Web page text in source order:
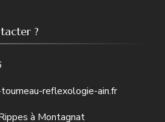
?
reflexologie-ain.fr
à Montagnat